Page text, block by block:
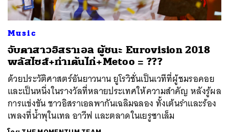
Music
จับตาสาวอิสราเอล ผู้ชนะ Eurovision 2018
พลัสไซส์+ท่าเต้นไก่+Metoo = ???
ด้วยประวัติศาสตร์อันยาวนาน ยูโรวิชั่นเป็นเวทีที่ผู้ชมรอคอย
และเป็นหนึ่งในรางวัลที่หลายประเทศให้ความสำคัญ หลังรู้ผล
การแข่งขัน ชาวอิสราเอลพากันเฉลิมฉลอง ทั้งเต้นรำและร้อง
เพลงที่น้ำพุในเทล อาวีฟ และตลาดในเยรูซาเล็ม